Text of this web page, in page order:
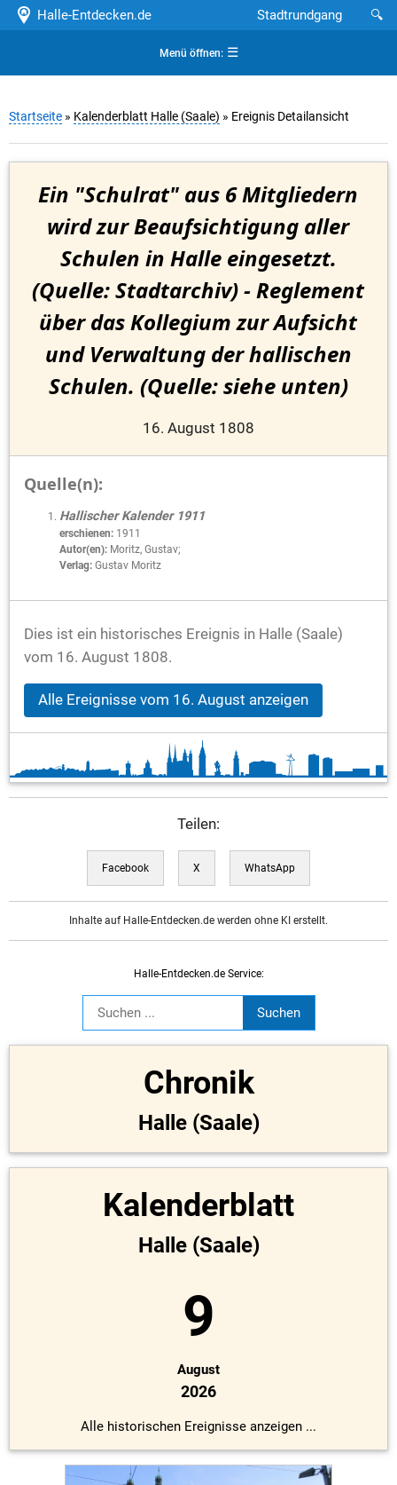
Halle-Entdecken.de 🔍
Stadtrundgang
Menü öffnen:☰
Startseite » Kalenderblatt Halle (Saale) » Ereignis Detailansicht
Ein "Schulrat" aus 6 Mitgliedern
wird zur Beaufsichtigung aller
Schulen in Halle eingesetzt.
(Quelle: Stadtarchiv) - Reglement
über das Kollegium zur Aufsicht
und Verwaltung der hallischen
Schulen. (Quelle: siehe unten)
16. August 1808
Quelle(n):
Hallischer Kalender 1911
erschienen: 1911
Autor(en): Moritz, Gustav;
Verlag: Gustav Moritz
Dies ist ein historisches Ereignis in Halle (Saale)
vom 16. August 1808.
Alle Ereignisse vom 16. August anzeigen
Teilen:
Facebook X WhatsApp
Inhalte auf Halle-Entdecken.de werden ohne KI erstellt.
Halle-Entdecken.de Service:
Chronik
Halle (Saale)
Kalenderblatt
Halle (Saale)
9
August
2026
Alle historischen Ereignisse anzeigen ...